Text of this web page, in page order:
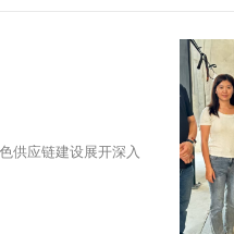
供应链建设展开深入